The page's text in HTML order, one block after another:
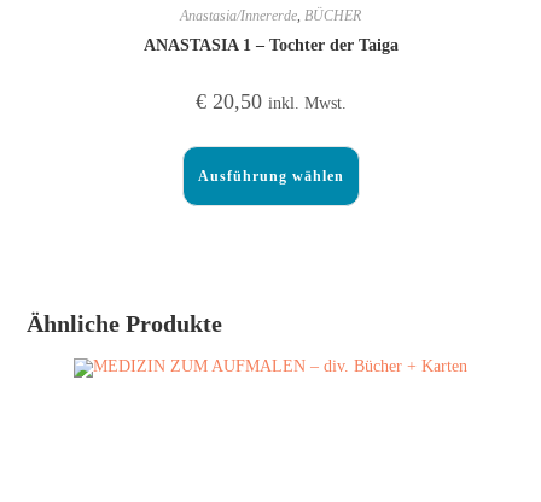
Anastasia/Innererde, BÜCHER
ANASTASIA 1 – Tochter der Taiga
€20,50 inkl. Mwst.
Ausführung wählen
Ähnliche Produkte